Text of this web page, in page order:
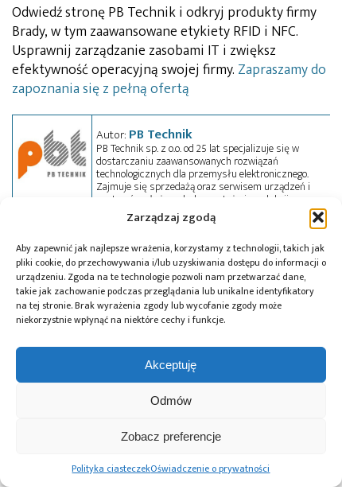
Zarządzaj zgodą
Aby zapewnić jak najlepsze wrażenia, korzystamy z technologii, takich jak
pliki cookie, do przechowywania i/lub uzyskiwania dostępu do informacji o
urządzeniu. Zgoda na te technologie pozwoli nam przetwarzać dane,
takie jak zachowanie podczas przeglądania lub unikalne identyfikatory
na tej stronie. Brak wyrażenia zgody lub wycofanie zgody może
niekorzystnie wpłynąć na niektóre cechy i funkcje.
Akceptuję
Odmów
Zobacz preferencje
Polityka ciasteczekOświadczenie o prywatności
Odwiedź stronę PB Technik i odkryj produkty firmy
Brady, w tym zaawansowane etykiety RFID i NFC.
Usprawnij zarządzanie zasobami IT i zwiększ
efektywność operacyjną swojej firmy. Zapraszamy do
zapoznania się z pełną ofertą
Autor: PB Technik
PB Technik sp. z o.o. od 25 lat specjalizuje się w
dostarczaniu zaawansowanych rozwiązań
technologicznych dla przemysłu elektronicznego.
Zajmuje się sprzedażą oraz serwisem urządzeń i
systemów służących do montażu i produkcji
obwodów drukowanych (PCB). Oferta obejmuje
szeroką gamę rozwiązań, od urządzeń do lutowania,
do automatycznego montażu komponentów SMT i
THT. Firma dysponuje własnym serwisem, co
pozwala na szybkie i profesjonalne wsparcie swoich
klientów. PB Technik zapewnia również szkolenia
techniczne IPC oraz szkolenia autorskie, prowadzone
pod szyldem PB Training.
PB Technik
Przeczytaj również: